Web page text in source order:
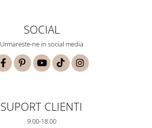
SOCIAL
Urmareste-ne in social media
SUPORT CLIENTI
9.00-18.00